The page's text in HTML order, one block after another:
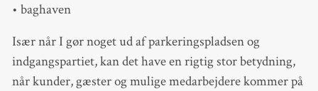
• baghaven
Især når I gør noget ud af parkeringspladsen og
indgangspartiet, kan det have en rigtig stor betydning,
når kunder, gæster og mulige medarbejdere kommer på